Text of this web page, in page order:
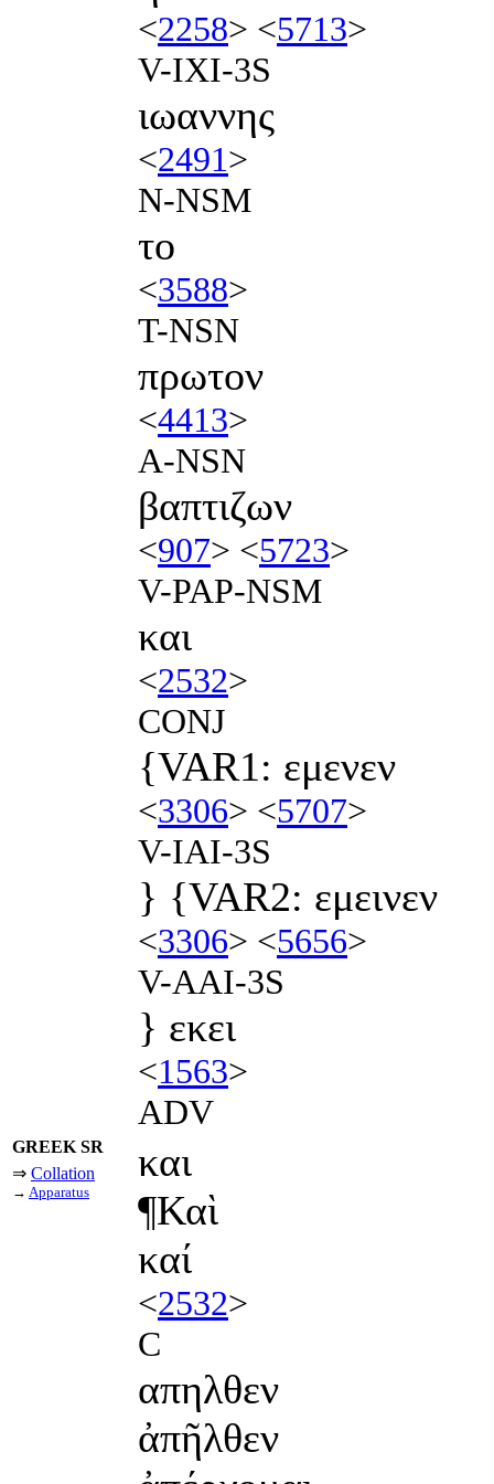
<2258> <5713>
V-IXI-3S
ιωαννης
<2491>
N-NSM
το
<3588>
T-NSN
πρωτον
<4413>
A-NSN
βαπτιζων
<907> <5723>
V-PAP-NSM
και
<2532>
CONJ
{VAR1: εμενεν
<3306> <5707>
V-IAI-3S
} {VAR2: εμεινεν
<3306> <5656>
V-AAI-3S
} εκει
<1563>
ADV
GREEK SR
⇒ Collation
→ Apparatus
και
¶Καὶ
καί
<2532>
C
απηλθεν
ἀπῆλθεν